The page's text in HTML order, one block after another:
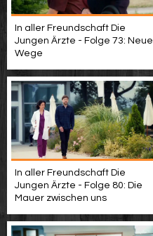
In aller Freundschaft Die
Jungen Ärzte - Folge 73: Neue
Wege
In aller Freundschaft Die
Jungen Ärzte - Folge 80: Die
Mauer zwischen uns